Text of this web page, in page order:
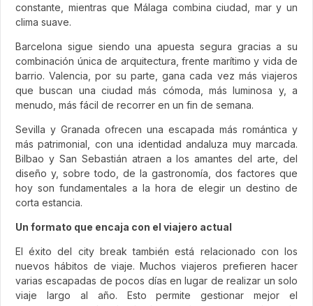
constante, mientras que Málaga combina ciudad, mar y un
clima suave.
Barcelona sigue siendo una apuesta segura gracias a su
combinación única de arquitectura, frente marítimo y vida de
barrio. Valencia, por su parte, gana cada vez más viajeros
que buscan una ciudad más cómoda, más luminosa y, a
menudo, más fácil de recorrer en un fin de semana.
Sevilla y Granada ofrecen una escapada más romántica y
más patrimonial, con una identidad andaluza muy marcada.
Bilbao y San Sebastián atraen a los amantes del arte, del
diseño y, sobre todo, de la gastronomía, dos factores que
hoy son fundamentales a la hora de elegir un destino de
corta estancia.
Un formato que encaja con el viajero actual
El éxito del city break también está relacionado con los
nuevos hábitos de viaje. Muchos viajeros prefieren hacer
varias escapadas de pocos días en lugar de realizar un solo
viaje largo al año. Esto permite gestionar mejor el